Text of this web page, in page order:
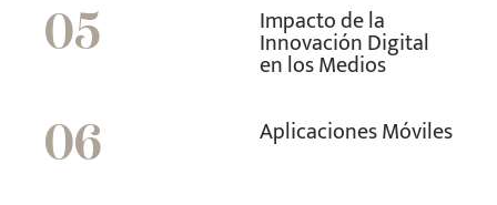
05 Impacto de la
Innovación Digital
en los Medios
06 Aplicaciones Móviles